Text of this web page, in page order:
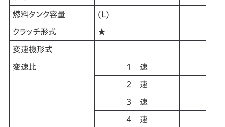
燃料タンク容量 (L)
クラッチ形式 ★
変速機形式
変速比 1 速
2 速
3 速
4 速